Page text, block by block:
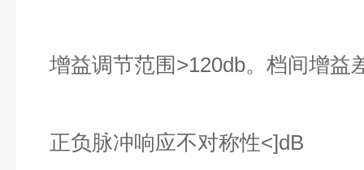
增益调节范围>120db。档间增益
正负脉冲响应不对称性<]dB